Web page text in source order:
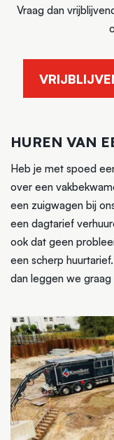
Vraag dan
HUREN VAN
Heb je met spoed
over een
een zuigwagen bij
een dagtarief
ook dat geen
een scherp
dan leggen we